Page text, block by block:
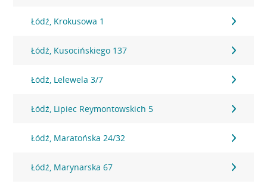
Łódź, Krokusowa 1
Łódź, Kusocińskiego 137
Łódź, Lelewela 3/7
Łódź, Lipiec Reymontowskich 5
Łódź, Maratońska 24/32
Łódź, Marynarska 67